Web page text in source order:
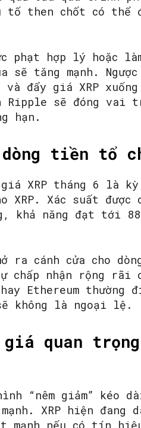
tố then chốt có thể
phạt hợp lý hoặc
sẽ tăng mạnh.
đẩy giá XRP
Ripple sẽ đóng vai
hạn.
dòng tiền tổ
XRP tháng 6 là kỳ
XRP. Xác suất được
khả năng đạt tới
ra cánh cửa cho
nhận rộng rãi
Ethereum thường
không là ngoại lệ.
quan trọng
“nêm giảm” kéo
XRP hiện đang
mạnh nếu có tín